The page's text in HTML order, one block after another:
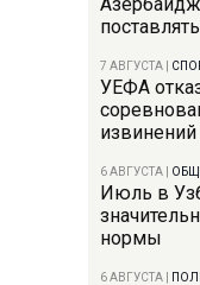
7 АВГУСТА
УЕФА
6 АВГУСТА
Июль в
нормы
6 АВГУСТА